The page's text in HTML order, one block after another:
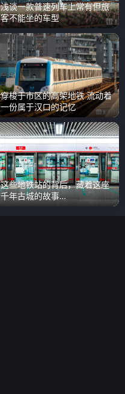
浅谈一款普速列车上常有但旅
客不能坐的车型
穿梭于市区的高架地铁 流动着
一份属于汉口的记忆
这些地铁站的背后，藏着这座
千年古城的故事…